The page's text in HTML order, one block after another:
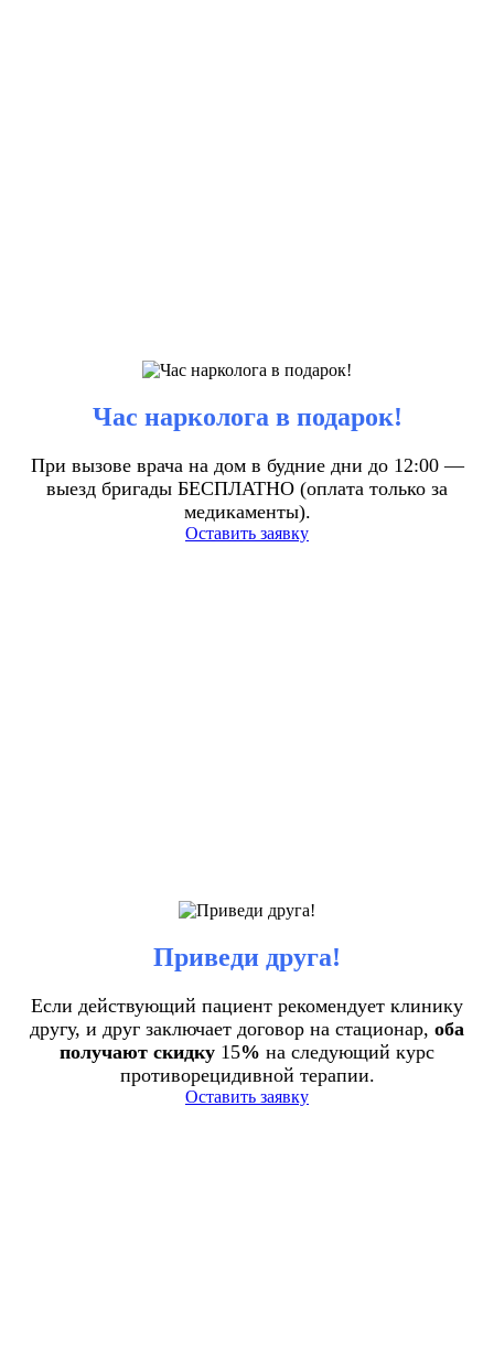
Час нарколога в подарок!
При вызове врача на дом в будние дни до 12:00 —
выезд бригады БЕСПЛАТНО (оплата только за
медикаменты).
Оставить заявку
Приведи друга!
Если действующий пациент рекомендует клинику
другу, и друг заключает договор на стационар, оба
получают скидку 15% на следующий курс
противорецидивной терапии.
Оставить заявку